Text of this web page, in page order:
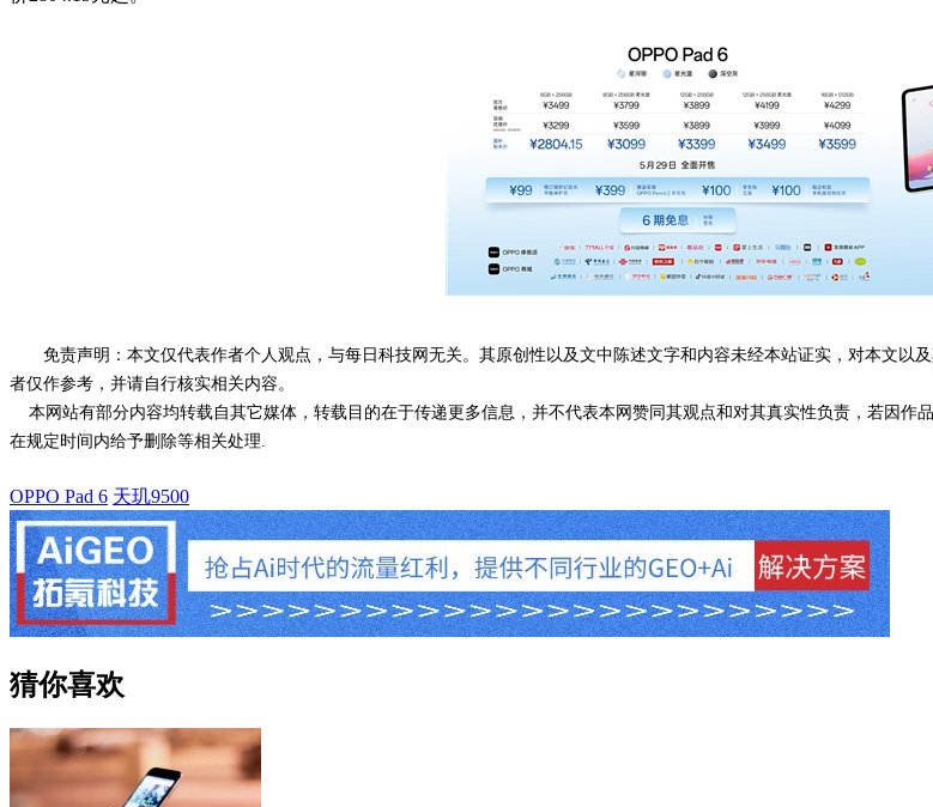
免责声明：本文仅代表作者个人观点，与每日科技网无关。其原创性以及文中陈述文字和内容未经本站证实，对本文
者仅作参考，并请自行核实相关内容。
本网站有部分内容均转载自其它媒体，转载目的在于传递更多信息，并不代表本网赞同其观点和对其真实性负责，若因作
在规定时间内给予删除等相关处理.
OPPO Pad 6 天玑9500
猜你喜欢